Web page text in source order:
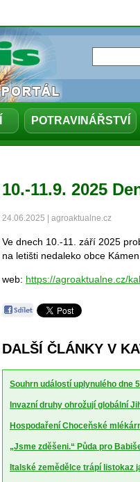
POTRAVINÁŘSTVÍ
10.-11.9. 2025
24.06.2025 | agroaktualne.cz
Ve dnech 10.-11. září 2025
na letišti nedaleko obce Kámen
web: https://agroaktualne.cz/
DALŠÍ ČLÁNKY V
Souhrn událostí uplynulého dne
Invazní druhy ohrožují globální
Hospodaření Choceňské
„Jsme zděšeni.“ Půda pro
Italské zemědělce trápí listokaz